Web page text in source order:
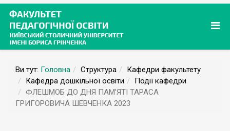
Ви тут: Головна Структура
Кафедри факультету
Кафедра дошкільної освіти
Події кафедри
ФЛЕШМОБ ДО ДНЯ ПАМ’ЯТІ ТАРАСА
ГРИГОРОВИЧА ШЕВЧЕНКА 2023